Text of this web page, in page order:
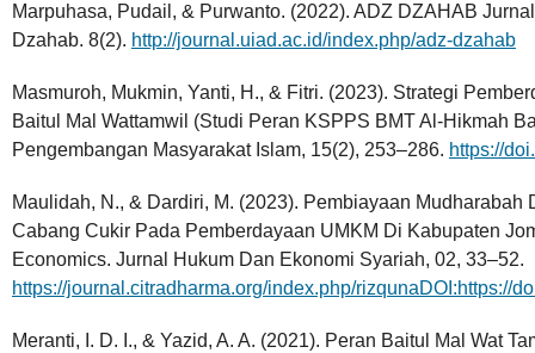
Marpuhasa, Pudail, & Purwanto. (2022). ADZ DZAHAB
Dzahab. 8(2). http://journal.uiad.ac.id/index.php/adz-dzahab
Masmuroh, Mukmin, Yanti, H., & Fitri. (2023). Strategi
Baitul Mal Wattamwil (Studi Peran KSPPS BMT Al-Hikmah
Pengembangan Masyarakat Islam, 15(2), 253–286. https://
Maulidah, N., & Dardiri, M. (2023). Pembiayaan
Cabang Cukir Pada Pemberdayaan UMKM Di Kabupaten
Economics. Jurnal Hukum Dan Ekonomi Syariah, 02, 33–52.
https://journal.citradharma.org/index.php/rizqunaDOI:https://
Meranti, I. D. I., & Yazid, A. A. (2021). Peran Baitul Mal Wat